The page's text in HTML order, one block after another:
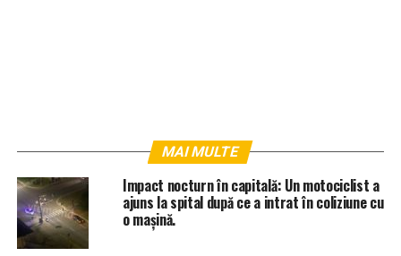
MAI MULTE
Impact nocturn în capitală: Un motociclist a
ajuns la spital după ce a intrat în coliziune cu
o mașină.